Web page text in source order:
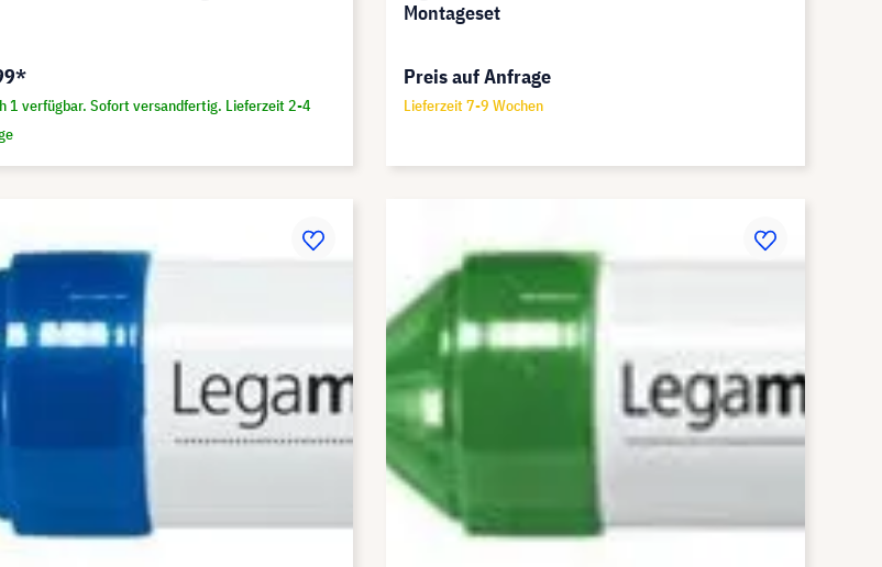
1 verfügbar. Sofort versandfertig. Lieferzeit 2-4
Montageset
Preis auf Anfrage
Lieferzeit 7-9 Wochen